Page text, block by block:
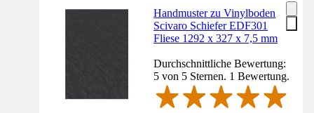
Handmuster zu Vinylboden
Scivaro Schiefer EDF301
Fliese 1292 x 327 x 7,5 mm
Durchschnittliche Bewertung:
5 von 5 Sternen. 1 Bewertung.